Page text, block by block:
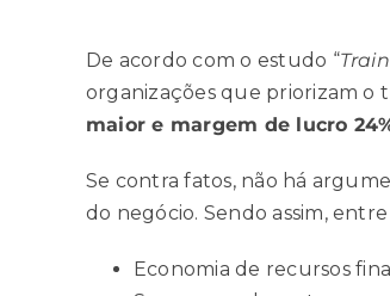
De acordo com o estudo “
organizações que priorizam o
maior e margem de lucro
Se contra fatos, não há
do negócio. Sendo assim,
Economia de recursos